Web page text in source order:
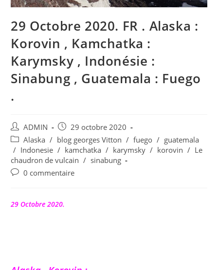
29 Octobre 2020. FR . Alaska :
Korovin , Kamchatka :
Karymsky , Indonésie :
Sinabung , Guatemala : Fuego
.
Auteur/autrice
de
la
publication :
ADMIN
Publication
publiée :
29 octobre 2020
Post
category:
Alaska / blog georges Vitton / fuego / guatemala
/ Indonesie / kamchatka / karymsky / korovin / Le
chaudron de vulcain / sinabung
Commentaires
publication :
0 commentaire
29 Octobre 2020.